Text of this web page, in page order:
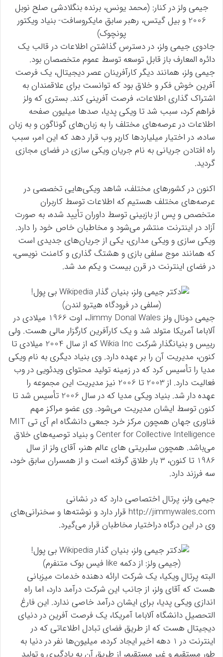
جیمی ولز در کنار: (محمد یونس، برنده بنگلادشی صلح نوبل
2006 و بیل گیتس، رهبر سابق مایکروسافت- بنیاد ویکتور
پونچوک)
جادوی جیمی ولز، در دسترس گذاشتن اطلاعات در قالب یک
دائره المعارف باز قابل توسعه توسط عموم متخصصان بود.
جیمی ولز، همانند دیگر کارآفرینان عصر دیجیتال، یک فرصت
آفرین خوش فکر و خلاق بود که توانست برای علاقمندان به
اشتراک گذاری اطلاعات، فرصت آفرینی کند. بستری که ولز
فراهم کرد، سبب شد تا ویکی پدیا، صدها میلیون صفحه
اطلاعات در عرصه‌های مختلف را به زبان‌های گوناگون و به زبان
ساده، در اختیار میلیاردها کاربر وب قرار دهد که این امر، سبب
راه افتادن جریانی به نام جریان ویکی سازی در فضای مجازی
گردید.
اکنون در کشورهای مختلف، شاهد ویکی‌هایی تخصصی در
عرصه‌های مختلف هستیم که اطلاعات توسط کاربران
متخصص و پس از بازبینی توسط داوران تأیید شده، به صورت
آزاد در اینترنت منتشر می‌شود و مخاطبان خاص خود را دارد.
ویکی سازی و ویکی مداری، یکی از جریان‌های جدیدی است
که همانند موج سلفی بازی و هشتگ گذاری و کامنت نویسی،
در فضای اینترنت در قرن بیست و یکم مد شد.
(سلفی در فرودگاه هیترو لندن)
جیمی دونال ولز Jimmy Donal Wales، اوت 1966 میلادی در
آلاباما آمریکا متولد شد و یک کارآفرین کارگزار مالی هست. ولی
رییس و بنیانگذار شرکت Wikia Inc که از سال 2004 میلادی تا
کنون، مدیریت آن را بر عهده دارد. وی بنیاد دیگری به نام ویکی
مدیا را تأسیس کرد که در زمینه تولید محتوای ویدئویی در وب
فعالیت دارد. از 2003 تا 2006 نیز مدیریت این مجموعه را
عهده دار شد. بنیاد ویکی مدیا که در سال 2006 تأسیس شد تا
کنون توسط ایشان مدیریت می‌شود. وی عضو مراکز مهم
فناوری جهان همچون مرکز خرد جمعی دانشگاه ام آی تی MIT
Center for Collective Intelligence و بنیاد توصیه‌های خلاق
می‌باشد. همچون سلبریتی های عالم هنر، آقای ولز از سال
1986 تا کنون، 3 بار طلاق گرفته است و از همسران سابق خود،
سه فرزند دارد.
جیمی ولز، پرتال اختصاصی دارد که در نشانی
http://jimmywales.com قرار دارد و نوشته‌ها و سخنرانی‌های
وی در این درگاه دراختیار مخاطبان قرار می‌گیرد.
(جیمی ولز: از دکمه like فیس بوک متنفرم)
البته پرتال ویکیا، یک شرکت ارائه دهنده خدمات میزبانی
هست که آقای ولز، از جانب این شرکت درآمد دارد، اما راه
اندازی ویکی پدیا، برای ایشان درآمد خاصی ندارد. این فارغ
التحصیل دانشگاه آلاباما آمریکا، یک فرصت آفرین در دنیای
دیجیتال هست که از طریق فضای تبادل اطلاعاتی که در
اینترنت در 1 دهه اخیر ایجاد کرده، میلیون‌ها نفر در دنیا به
طور مستقیم و غیر مستقیم، از طریق آن به یادگیری و تولید